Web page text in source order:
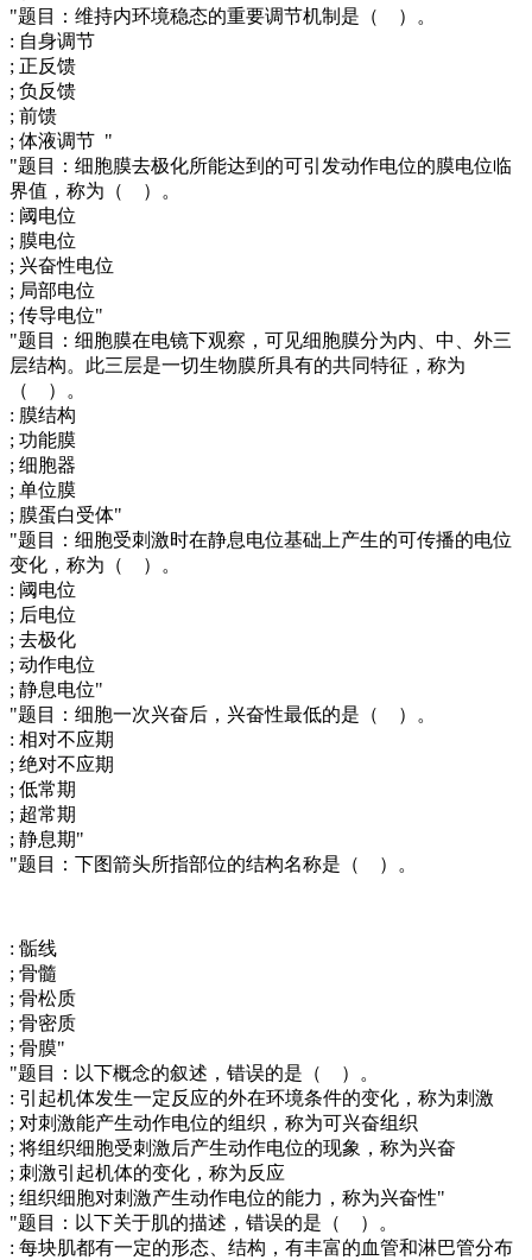
"题目：维持内环境稳态的重要调节机制是（ ）。
: 自身调节
; 正反馈
; 负反馈
; 前馈
; 体液调节 "
"题目：细胞膜去极化所能达到的可引发动作电位的膜电位临
界值，称为（ ）。
: 阈电位
; 膜电位
; 兴奋性电位
; 局部电位
; 传导电位"
"题目：细胞膜在电镜下观察，可见细胞膜分为内、中、外三
层结构。此三层是一切生物膜所具有的共同特征，称为
（ ）。
: 膜结构
; 功能膜
; 细胞器
; 单位膜
; 膜蛋白受体"
"题目：细胞受刺激时在静息电位基础上产生的可传播的电位
变化，称为（ ）。
: 阈电位
; 后电位
; 去极化
; 动作电位
; 静息电位"
"题目：细胞一次兴奋后，兴奋性最低的是（ ）。
: 相对不应期
; 绝对不应期
; 低常期
; 超常期
; 静息期"
"题目：下图箭头所指部位的结构名称是（ ）。
: 骺线
; 骨髓
; 骨松质
; 骨密质
; 骨膜"
"题目：以下概念的叙述，错误的是（ ）。
: 引起机体发生一定反应的外在环境条件的变化，称为刺激
; 对刺激能产生动作电位的组织，称为可兴奋组织
; 将组织细胞受刺激后产生动作电位的现象，称为兴奋
; 刺激引起机体的变化，称为反应
; 组织细胞对刺激产生动作电位的能力，称为兴奋性"
"题目：以下关于肌的描述，错误的是（ ）。
: 每块肌都有一定的形态、结构，有丰富的血管和淋巴管分布